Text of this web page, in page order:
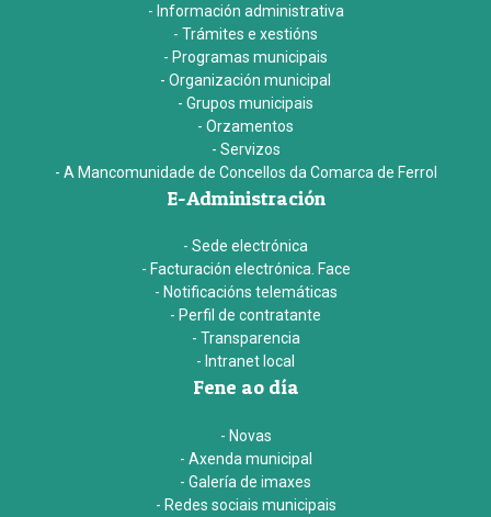
- Información administrativa
- Trámites e xestións
- Programas municipais
- Organización municipal
- Grupos municipais
- Orzamentos
- Servizos
- A Mancomunidade de Concellos da Comarca de Ferrol
E-Administración
- Sede electrónica
- Facturación electrónica. Face
- Notificacións telemáticas
- Perfil de contratante
- Transparencia
- Intranet local
Fene ao día
- Novas
- Axenda municipal
- Galería de imaxes
- Redes sociais municipais